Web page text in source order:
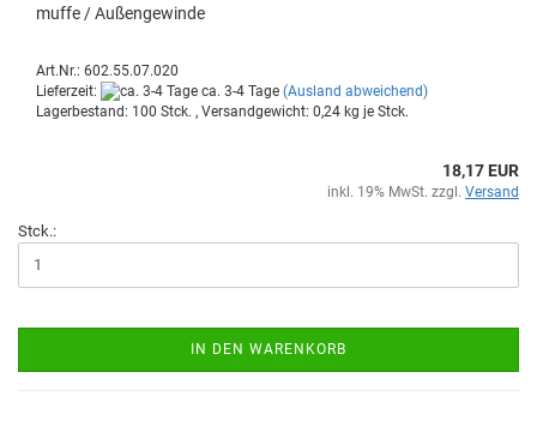
muf­fe / Au­ßen­ge­win­de
Art.Nr.: 602.55.07.020
Lieferzeit:
ca. 3-4 Tage (Ausland abweichend)
Lagerbestand: 100 Stck. , Versandgewicht: 0,24 kg je Stck.
18,17 EUR
inkl. 19% MwSt. zzgl. Versand
Stck.:
IN DEN WARENKORB